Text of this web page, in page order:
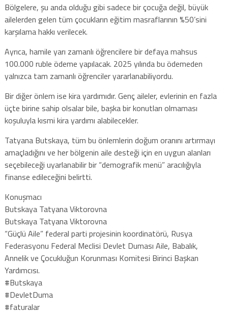
Bölgelere, şu anda olduğu gibi sadece bir çocuğa değil, büyük
ailelerden gelen tüm çocukların eğitim masraflarının %50’sini
karşılama hakkı verilecek.
Ayrıca, hamile yarı zamanlı öğrencilere bir defaya mahsus
100.000 ruble ödeme yapılacak. 2025 yılında bu ödemeden
yalnızca tam zamanlı öğrenciler yararlanabiliyordu.
Bir diğer önlem ise kira yardımıdır. Genç aileler, evlerinin en fazla
üçte birine sahip olsalar bile, başka bir konutları olmaması
koşuluyla kısmi kira yardımı alabilecekler.
Tatyana Butskaya, tüm bu önlemlerin doğum oranını artırmayı
amaçladığını ve her bölgenin aile desteği için en uygun alanları
seçebileceği uyarlanabilir bir “demografik menü” aracılığıyla
finanse edileceğini belirtti.
Konuşmacı
Butskaya Tatyana Viktorovna
Butskaya Tatyana Viktorovna
“Güçlü Aile” federal parti projesinin koordinatörü, Rusya
Federasyonu Federal Meclisi Devlet Duması Aile, Babalık,
Annelik ve Çocukluğun Korunması Komitesi Birinci Başkan
Yardımcısı.
#Butskaya
#DevletDuma
#faturalar